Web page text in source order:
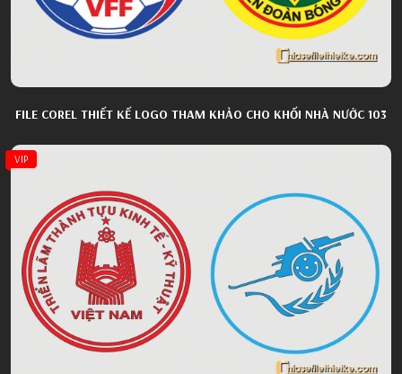
FILE COREL THIẾT KẾ LOGO THAM KHẢO CHO KHỐI NHÀ NƯỚC 103
VIP